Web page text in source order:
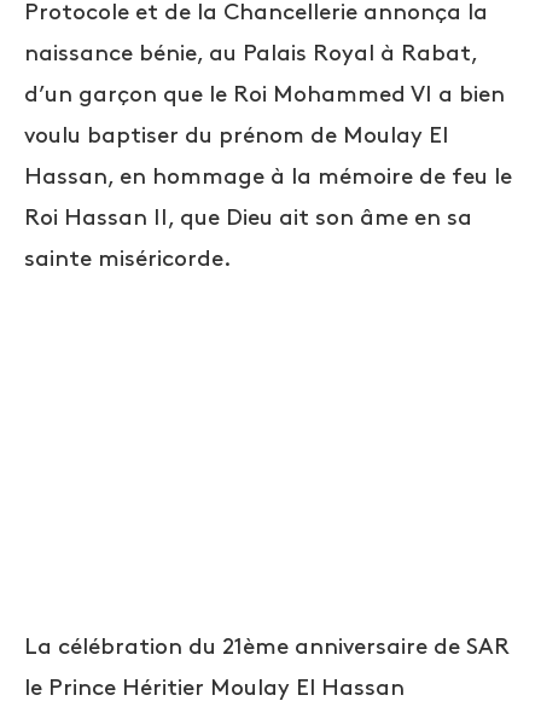
Protocole et de la Chancellerie annonça la
naissance bénie, au Palais Royal à Rabat,
d’un garçon que le Roi Mohammed VI a bien
voulu baptiser du prénom de Moulay El
Hassan, en hommage à la mémoire de feu le
Roi Hassan II, que Dieu ait son âme en sa
sainte miséricorde.
La célébration du 21ème anniversaire de SAR
le Prince Héritier Moulay El Hassan